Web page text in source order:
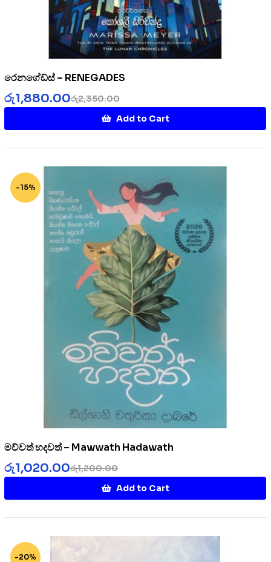
රෙනගේඩ්ස් – RENEGADES
රු2,350.00
රු1,880.00
Add to Cart
-15%
මව්වත් හදවත් – Mawwath Hadawath
රු1,200.00
රු1,020.00
Add to Cart
-20%